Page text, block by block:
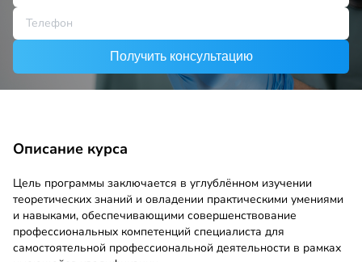
Получить консультацию
Описание курса
Цель программы заключается в углублённом изучении
теоретических знаний и овладении практическими умениями
и навыками, обеспечивающими совершенствование
профессиональных компетенций специалиста для
самостоятельной профессиональной деятельности в рамках